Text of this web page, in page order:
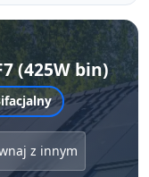
(425W bin)
z innym